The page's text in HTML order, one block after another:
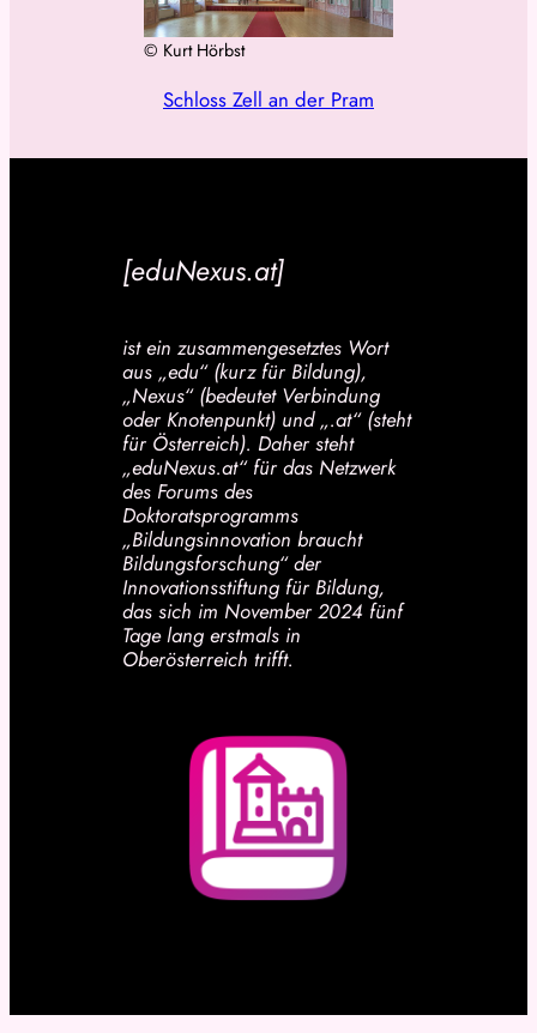
© Kurt Hörbst
Schloss Zell an der Pram
[eduNexus.at]
ist ein zusammengesetztes Wort
aus „edu“ (kurz für Bildung),
„Nexus“ (bedeutet Verbindung
oder Knotenpunkt) und „.at“ (steht
für Österreich). Daher steht
„eduNexus.at“ für das Netzwerk
des Forums des
Doktoratsprogramms
„Bildungsinnovation braucht
Bildungsforschung“ der
Innovationsstiftung für Bildung,
das sich im November 2024 fünf
Tage lang erstmals in
Oberösterreich trifft.